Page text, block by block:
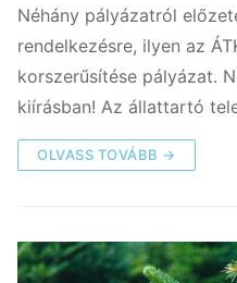
Néhány pályázatról
rendelkezésre, ilyen az
korszerűsítése pályázat.
kiírásban! Az állattartó
OLVASS TOVÁBB →